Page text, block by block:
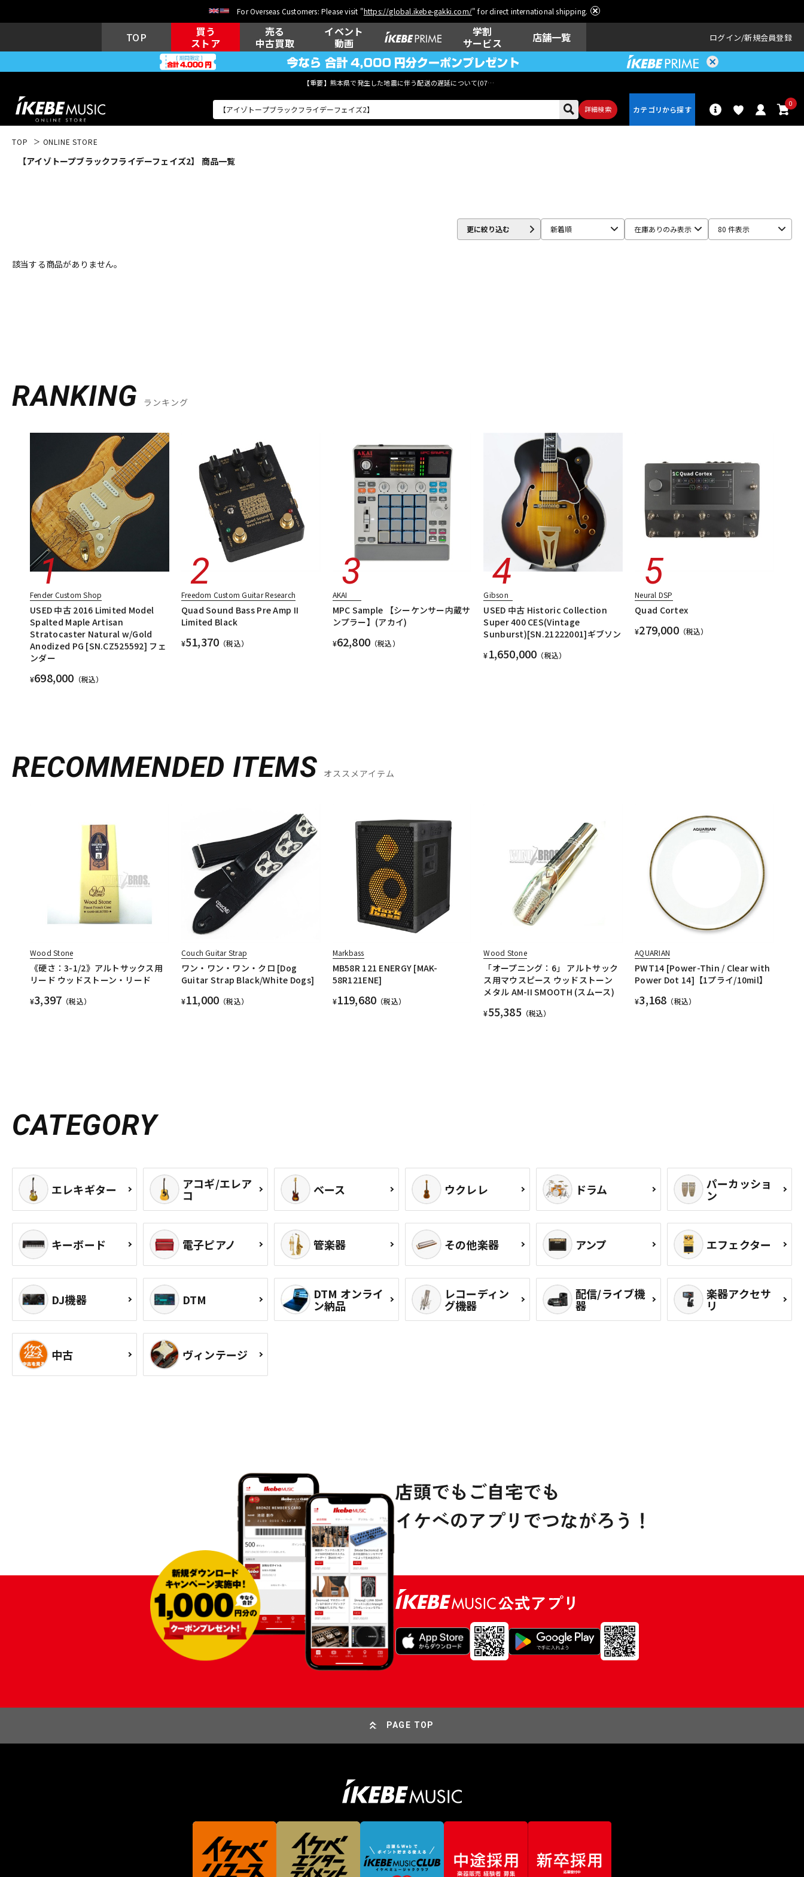
For Overseas Customers: Please visit "https://global.ikebe-gakki.com/" for direct international shipping.
TOP
買う
ストア
売る
中古買取
イベント
動画
学割
サービス
店舗一覧 ログイン 新規会員登録
【重要】熊本県で発生した地震に伴う配送の遅延について(07月29日
詳細検索
0
エレキギター アコギ/エレ
その他楽器 アンプ エフェクター
TOP ONLINE STORE
【アイゾトープブラックフライデーフェイズ2】 商品一覧
更に絞り込む 新着順 在庫ありのみ表示 80 件表示
該当する商品がありません。
RANKING ランキング
Fender Custom Shop
USED 中古 2016 Limited Model
Spalted Maple Artisan
Stratocaster Natural w/Gold
Anodized PG [SN.CZ525592] フェ
ンダー
¥698,000 （税込）
Freedom Custom Guitar Research
Quad Sound Bass Pre Amp II
Limited Black
¥51,370 （税込）
AKAI
MPC Sample 【シーケンサー内蔵サ
ンプラー】(アカイ)
¥62,800 （税込）
Gibson
USED 中古 Historic Collection
Super 400 CES(Vintage
Sunburst)[SN.21222001]ギブソン
¥1,650,000 （税込）
Neural DSP
Quad Cortex
¥279,000（税込）
RECOMMENDED ITEMS オススメアイテム
Wood Stone
《硬さ：3-1/2》アルトサックス用
リード ウッドストーン・リード
¥3,397 （税込）
Couch Guitar Strap
ワン・ワン・ワン・クロ [Dog
Guitar Strap Black/White Dogs]
¥11,000 （税込）
Markbass
MB58R 121 ENERGY [MAK-
58R121ENE]
¥119,680 （税込）
Wood Stone
「オープニング：6」 アルトサック
ス用マウスピース ウッドストーン
メタル AM-II SMOOTH (スムース)
¥55,385 （税込）
AQUARIAN
PWT14 [Power-Thin / Clear with
Power Dot 14]【1プライ/10mil】
¥3,168 （税込）
CATEGORY
エレキギター アコギ/エレア
コ ベース ウクレレ ドラム パーカッショ
ン
キーボード 電子ピアノ 管楽器 その他楽器 アンプ エフェクター
DJ機器 DTM DTM オンライ
ン納品
レコーディン
グ機器
配信/ライブ機
器
楽器アクセサ
リ
中古 ヴィンテージ
PAGE TOP